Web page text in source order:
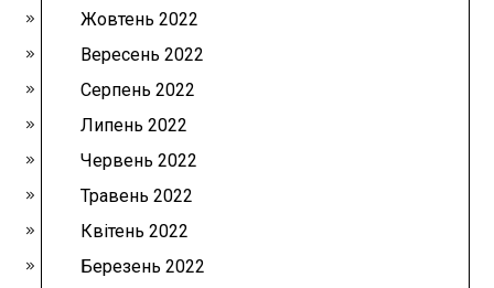
Жовтень 2022
Вересень 2022
Серпень 2022
Липень 2022
Червень 2022
Травень 2022
Квітень 2022
Березень 2022